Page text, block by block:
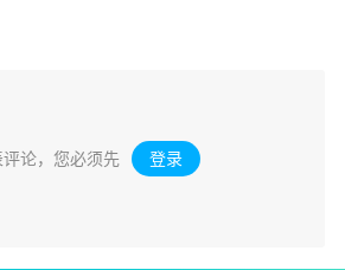
论，您必须先 登录 。